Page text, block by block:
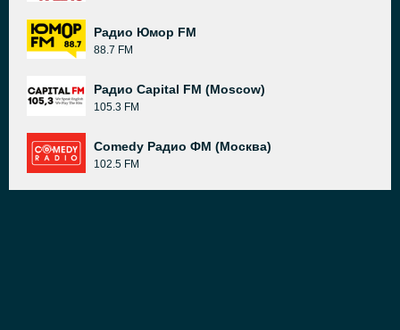
Радио Юмор FM
88.7 FM
Радио Capital FM (Moscow)
105.3 FM
Comedy Радио ФМ (Москва)
102.5 FM